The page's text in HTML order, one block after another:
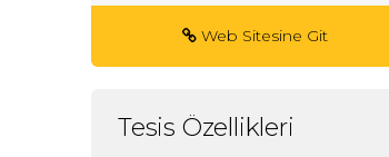
Web Sitesine Git
Tesis Özellikleri